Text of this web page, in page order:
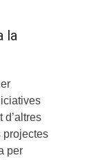
la
d’altres
projectes
per